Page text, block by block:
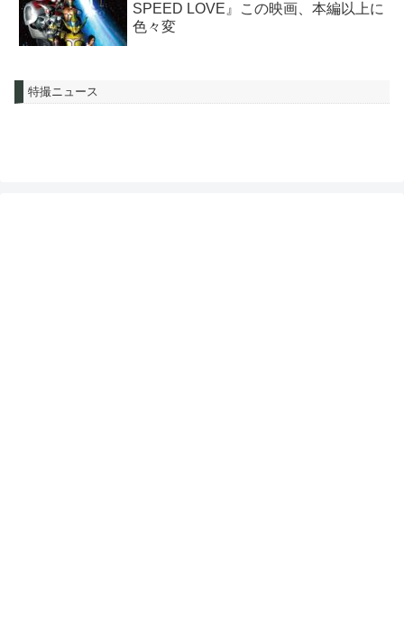
SPEED LOVE』この映画、本編以上に
色々変
特撮ニュース